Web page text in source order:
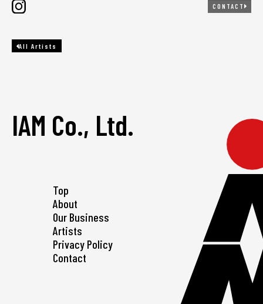
CONTACT
All Artists
IAM Co., Ltd.
Top
About
Our Business
Artists
Privacy Policy
Contact